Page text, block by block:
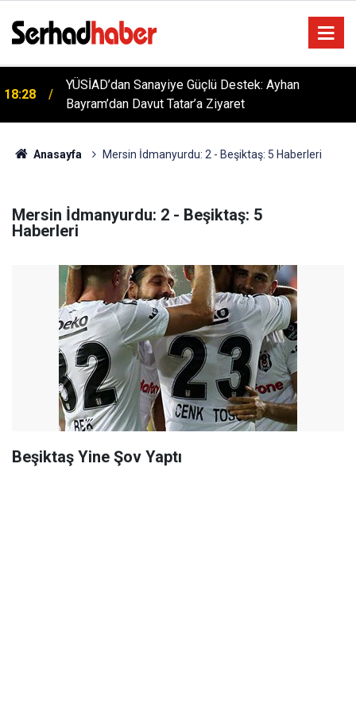
18:28
YÜSİAD’dan Sanayiye Güçlü Destek: Ayhan
Bayram’dan Davut Tatar’a Ziyaret
Anasayfa Mersin İdmanyurdu: 2 - Beşiktaş: 5 Haberleri
Mersin İdmanyurdu: 2 - Beşiktaş: 5
Haberleri
Beşiktaş Yine Şov Yaptı